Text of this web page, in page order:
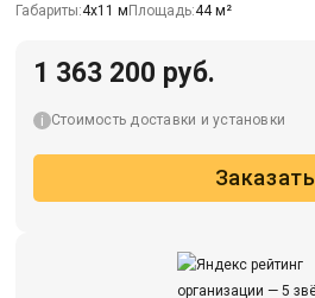
Габариты:4х11 м Площадь:44 м²
1 363 200 руб.
Стоимость доставки и установки
Заказать